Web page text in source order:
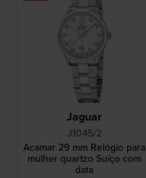
Jaguar
J1045/2
Acamar 29 mm Relógio para
mulher quartzo Suíço com
data